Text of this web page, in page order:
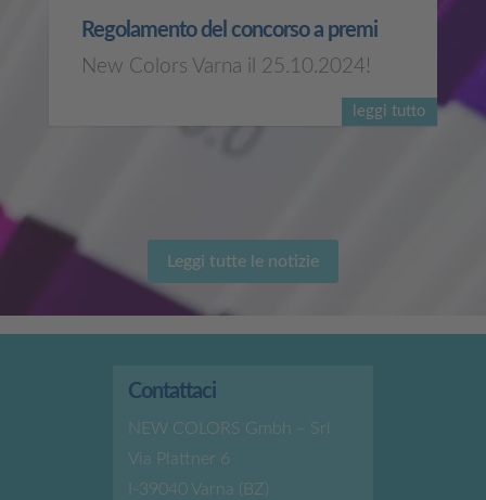
leggi tutto
Regolamento del concorso a premi
New Colors Varna il 25.10.2024!
Leggi tutte le notizie
Contattaci
NEW COLORS Gmbh – Srl
Via Plattner 6
I-39040 Varna (BZ)